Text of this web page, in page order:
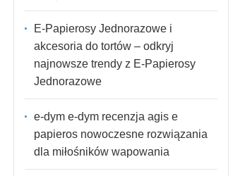
E-Papierosy Jednorazowe i
akcesoria do tortów – odkryj
najnowsze trendy z E-Papierosy
Jednorazowe
e-dym e-dym recenzja agis e
papieros nowoczesne rozwiązania
dla miłośników wapowania